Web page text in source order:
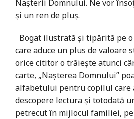
Nașterii Domnului. Ne vor
și un ren de pluș.
Bogat ilustrată și tipărită pe
care aduce un plus de valoare
orice cititor o trăiește atunci
carte, „Nașterea Domnului”
alfabetului pentru copilul care
descopere lectura și totodată
petrecut în mijlocul familiei,